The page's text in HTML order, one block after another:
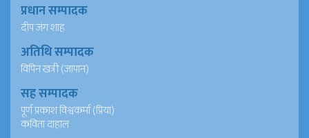
प्रधान सम्पादक
दीप जंग शाह
अतिथि सम्पादक
विपिन खत्री (जापान)
सह सम्पादक
पूर्ण प्रकाश विश्वकर्मा (प्रिया)
कविता दाहाल